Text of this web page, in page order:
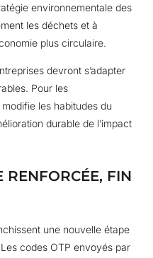
environnementale des
les déchets et à
plus circulaire.
devront s’adapter
Pour les
les habitudes du
durable de l’impact
RENFORCÉE, FIN
une nouvelle étape
codes OTP envoyés par